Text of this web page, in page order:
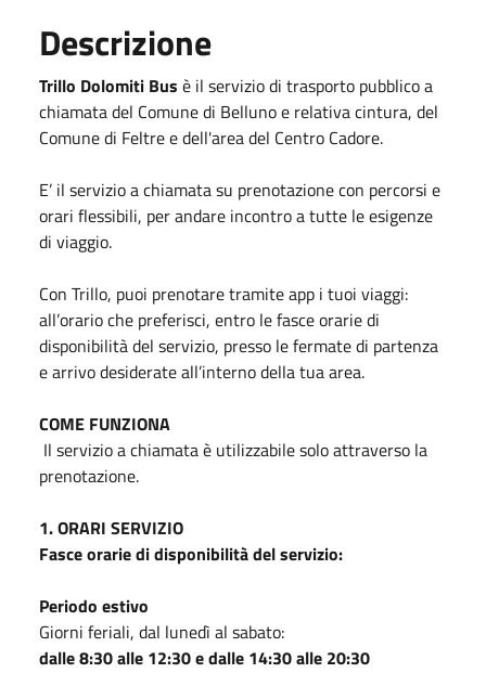
Descrizione
Trillo Dolomiti Bus è il servizio di trasporto pubblico a
chiamata del Comune di Belluno e relativa cintura, del
Comune di Feltre e dell'area del Centro Cadore.
E’ il servizio a chiamata su prenotazione con percorsi e
orari flessibili, per andare incontro a tutte le esigenze
di viaggio.
Con Trillo, puoi prenotare tramite app i tuoi viaggi:
all’orario che preferisci, entro le fasce orarie di
disponibilità del servizio, presso le fermate di partenza
e arrivo desiderate all’interno della tua area.
COME FUNZIONA
Il servizio a chiamata è utilizzabile solo attraverso la
prenotazione.
1. ORARI SERVIZIO
Fasce orarie di disponibilità del servizio:
Periodo estivo
Giorni feriali, dal lunedì al sabato:
dalle 8:30 alle 12:30 e dalle 14:30 alle 20:30